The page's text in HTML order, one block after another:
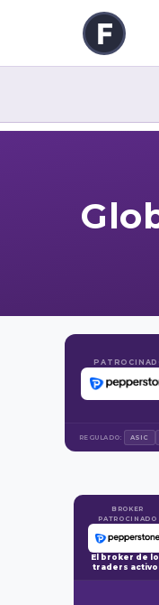
REGULADO: ASIC
BROKER
PATROCINADO
El broker de
traders